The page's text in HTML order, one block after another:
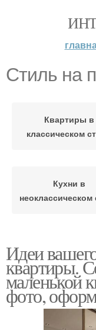
Стиль на
Квартиры в
классическом
Кухни в
неоклассическом
Идеи
квартиры.
маленькой
фото,